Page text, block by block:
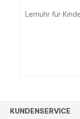
Lernuhr für
KUNDENSERVICE